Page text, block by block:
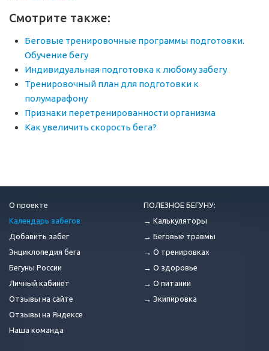
Смотрите также:
Беговые тренировочные программы подготовки.
Обучение бегу
Индивидуальная подготовка к любому забегу
Тренировочный план для подготовки к
полумарафону
Признаки перетренированности организма
Как увеличить скорость бега?
О проекте
Календарь забегов
Добавить забег
Энциклопедия бега
Бегуны России
Личный кабинет
Отзывы на сайте
Отзывы на Яндексе
Наша команда
ПОЛЕЗНОЕ БЕГУНУ:
→ Калькуляторы
→ Беговые травмы
→ О тренировках
→ О здоровье
→ О питании
→ Экипировка